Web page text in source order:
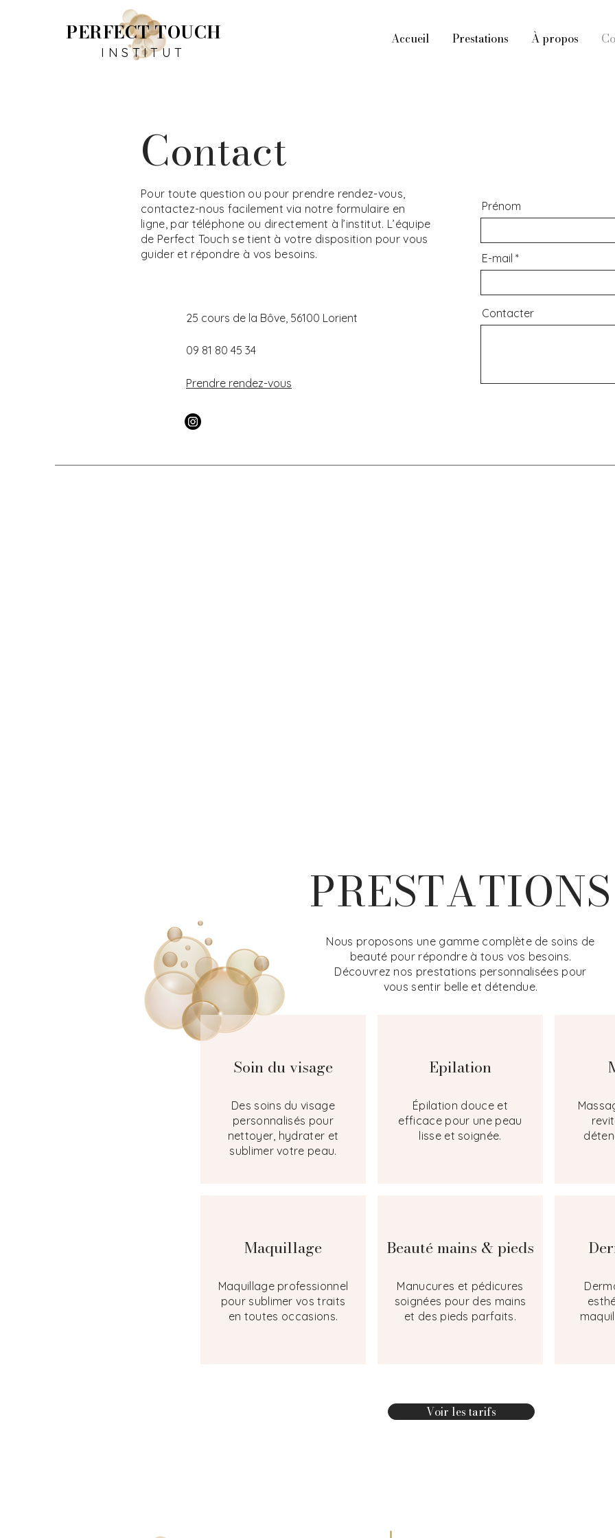
PERFECT TOUCH
INSTITUT
Accueil Prestations À propos
Contact
Pour toute question ou pour prendre rendez-vous,
contactez-nous facilement via notre formulaire en
ligne, par téléphone ou directement à l’institut. L’équipe
de Perfect Touch se tient à votre disposition pour vous
guider et répondre à vos besoins.
25 cours de la Bôve, 56100 Lorient
09 81 80 45 34
Prendre rendez-vous
Prénom
E-mail
Contacter
PRESTATIONS
Nous proposons une gamme complète de soins de
beauté pour répondre à tous vos besoins.
Découvrez nos prestations personnalisées pour
vous sentir belle et détendue.
Soin du visage
Des soins du visage
personnalisés pour
nettoyer, hydrater et
sublimer votre peau.
Maquillage
Maquillage professionnel
pour sublimer vos traits
en toutes occasions.
Epilation
Épilation douce et
efficace pour une peau
lisse et soignée.
Beauté mains & pieds
Manucures et pédicures
soignées pour des mains
et des pieds parfaits.
Voir les tarifs